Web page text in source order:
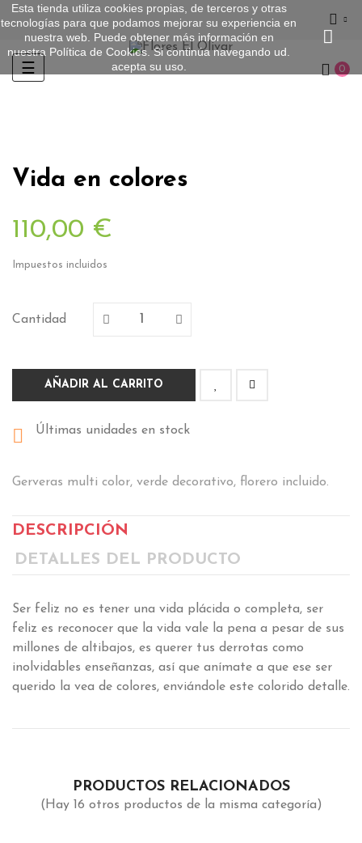
Esta tienda utiliza cookies propias, de terceros y otras
tecnologías para que podamos mejorar su experiencia en
nuestra web. Puede obtener más información en
nuestra Política de Cookies . Si continúa navegando ud.
acepta su uso.
Navegación
☰ 0
Vida en colores
110,00 €
Impuestos incluidos
Cantidad
AÑADIR AL CARRITO
 Últimas unidades en stock
Gerveras multi color, verde decorativo, florero incluido.
DESCRIPCIÓN
DETALLES DEL PRODUCTO
Ser feliz no es tener una vida plácida o completa, ser
feliz es reconocer que la vida vale la pena a pesar de sus
millones de altibajos, es querer tus derrotas como
inolvidables enseñanzas, así que anímate a que ese ser
querido la vea de colores, enviándole este colorido detalle.
PRODUCTOS RELACIONADOS
(Hay 16 otros productos de la misma categoría)